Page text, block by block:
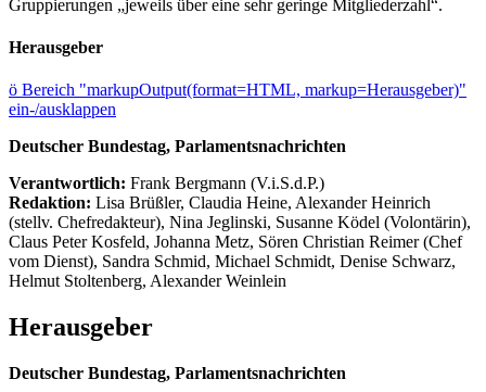
Gruppierungen „jeweils über eine sehr geringe Mitgliederzahl“.
Herausgeber
ö Bereich "markupOutput(format=HTML, markup=Herausgeber)"
ein-/ausklappen
Deutscher Bundestag, Parlamentsnachrichten
Verantwortlich: Frank Bergmann (V.i.S.d.P.)
Redaktion: Lisa Brüßler, Claudia Heine, Alexander Heinrich
(stellv. Chefredakteur), Nina Jeglinski, Susanne Ködel (Volontärin),
Claus Peter Kosfeld, Johanna Metz, Sören Christian Reimer (Chef
vom Dienst), Sandra Schmid, Michael Schmidt, Denise Schwarz,
Helmut Stoltenberg, Alexander Weinlein
Herausgeber
Deutscher Bundestag, Parlamentsnachrichten